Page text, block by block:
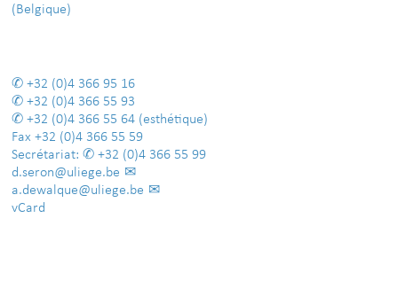
(Belgique)
+32 (0)4 366 95 16
+32 (0)4 366 55 93
+32 (0)4 366 55 64 (esthétique)
Fax +32 (0)4 366 55 59
Secrétariat:
+32 (0)4 366 55 99
d.seron@uliege.be
a.dewalque@uliege.be
vCard